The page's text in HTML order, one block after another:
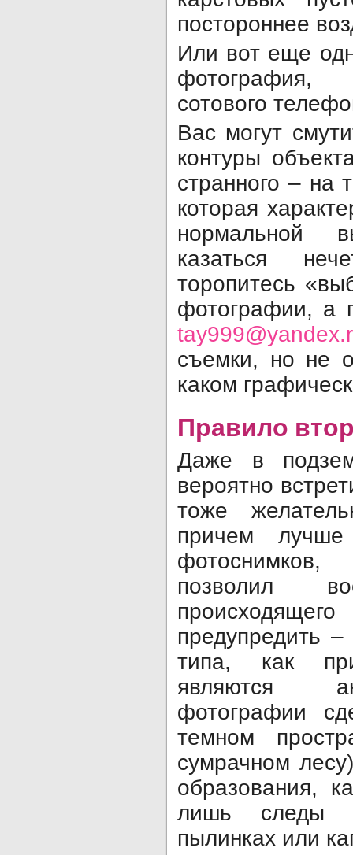
постороннее
Или вот еще
фотография,
сотового
Вас могут
контуры
странного – на
которая
нормальной
казаться
торопитесь
фотографии, а
tay
съемки, но не
каком
Правило
Даже в
вероятно
тоже
причем
позволил
предупредить
типа, как
являются
фотографии
темном
сумрачном
образования,
лишь следы
пылинках или